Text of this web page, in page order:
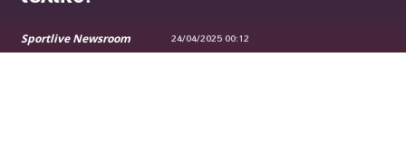
Sportlive Newsroom 24/04/2025 00:12